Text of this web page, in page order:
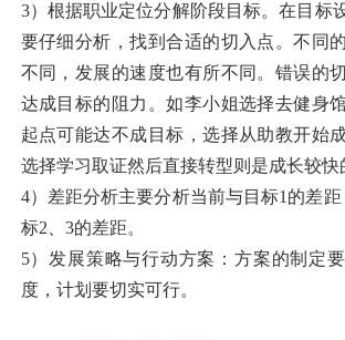
3）根据职业定位分解阶段目标。在目标
要仔细分析，找到合适的切入点。不同
不同，发展的速度也有所不同。错误的
达成目标的阻力。如李小姐选择去健身
起点可能达不成目标，选择从助教开始
选择学习取证然后直接转型则是成长较快
4）差距分析主要分析当前与目标1的差距
标2、3的差距。
5）发展策略与行动方案：方案的制定
度，计划要切实可行。